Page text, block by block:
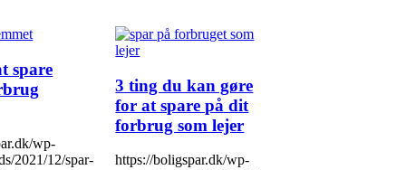
spare
wp-
2021/12/spar-
3 ting du kan gøre
for at spare på dit
forbrug som lejer
https://boligspar.dk/wp-